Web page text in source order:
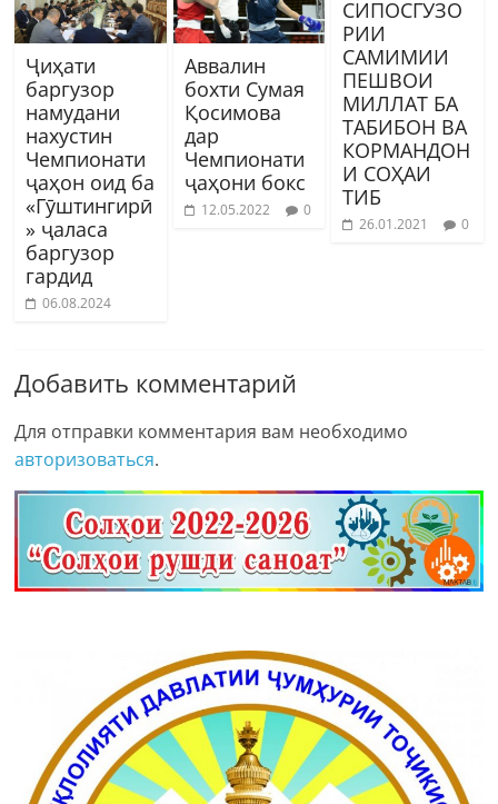
Ҷиҳати
баргузор
намудани
нахустин
Чемпионати
ҷаҳон оид ба
«Гӯштингирӣ
» ҷаласа
баргузор
гардид
06.08.2024
Аввалин
бохти Сумая
Қосимова
дар
Чемпионати
ҷаҳони бокс
12.05.2022 0
СИПОСГУЗО
РИИ
САМИМИИ
ПЕШВОИ
МИЛЛАТ БА
ТАБИБОН ВА
КОРМАНДОН
И СОҲАИ
ТИБ
26.01.2021 0
Добавить комментарий
Для отправки комментария вам необходимо
авторизоваться.